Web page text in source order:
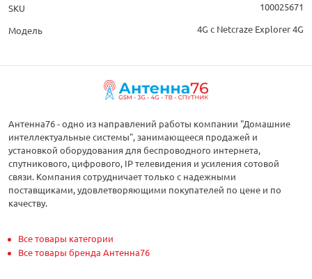
SKU
100025671
Модель
4G с Netcraze Explorer 4G
Антенна76 - одно из направлений работы компании "Домашние
интеллектуальные системы", занимающееся продажей и
установкой оборудования для беспроводного интернета,
спутникового, цифрового, IP телевидения и усиления сотовой
связи. Компания сотрудничает только с надежными
поставщиками, удовлетворяющими покупателей по цене и по
качеству.
Все товары категории
Все товары бренда Антенна76